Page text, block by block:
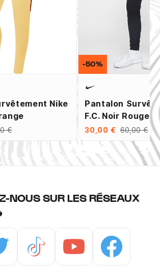
Nike
€
Pantalon
F.C. Noir Rouge
30,00 € 60,00 €
-50%
NOUS SUR LES RÉSEAUX